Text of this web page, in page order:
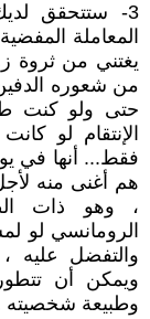
3- ستتحقق
المعاملة
يغتني من ثروة
من شعوره
حتى ولو كنت
الإنتقام لو
فقط... أنها في
هم أغنى منه
، وهو ذات
الرومانسي لو
والتفضل عليه
ويمكن أن
وطبيعة شخصيته